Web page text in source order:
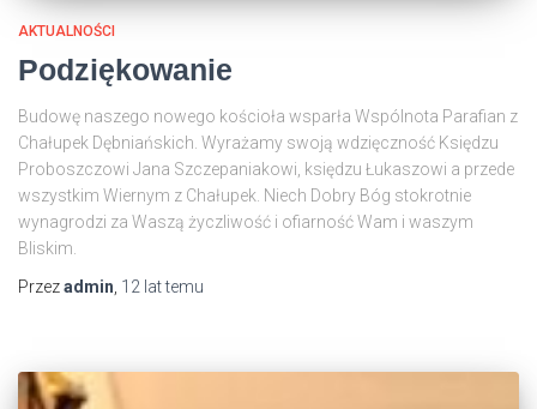
AKTUALNOŚCI
Podziękowanie
Budowę naszego nowego kościoła wsparła Wspólnota Parafian z
Chałupek Dębniańskich. Wyrażamy swoją wdzięczność Księdzu
Proboszczowi Jana Szczepaniakowi, księdzu Łukaszowi a przede
wszystkim Wiernym z Chałupek. Niech Dobry Bóg stokrotnie
wynagrodzi za Waszą życzliwość i ofiarność Wam i waszym
Bliskim.
Przezadmin 12 lattemu